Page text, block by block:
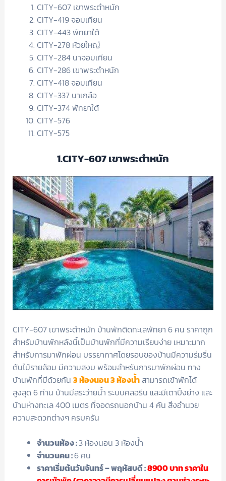
CITY-607 เขาพระตำหนัก
CITY-419 จอมเทียน
CITY-443 พัทยาใต้
CITY-278 ห้วยใหญ่
CITY-284 นาจอมเทียน
CITY-286 เขาพระตำหนัก
CITY-418 จอมเทียน
CITY-337 นาเกลือ
CITY-374 พัทยาใต้
CITY-576
CITY-575
1.CITY-607 เขาพระตำหนัก
CITY-607 เขาพระตำหนัก บ้านพักติดทะเลพัทยา 6 คน ราคาถูก
สำหรับบ้านพักหลังนี้เป็นบ้านพักที่มีความเรียบง่าย เหมาะมาก
สำหรับการมาพักผ่อน บรรยากาศโดยรอบของบ้านมีความร่มรื่น
ต้นไม้รายล้อม มีความสงบ พร้อมสำหรับการมาพักผ่อน ทาง
บ้านพักที่มีด้วยกัน 3 ห้องนอน 3 ห้องน้ำสามารถเข้าพักได้
สูงสุด 6 ท่าน บ้านมีสระว่ายน้ำ ระบบคลอรีน และมีเตาปิ้งย่าง และ
บ้านห่างทะเล 400 เมตร ที่จอดรถนอกบ้าน 4 คัน สิ่งอำนวย
ความสะดวกต่างๆ ครบครัน
จำนวนห้อง :3 ห้องนอน 3 ห้องน้ำ
จำนวนคน :6 คน
ราคาเริ่มต้นวันจันทร์ – พฤหัสบดี :8900บาท ราคาใน